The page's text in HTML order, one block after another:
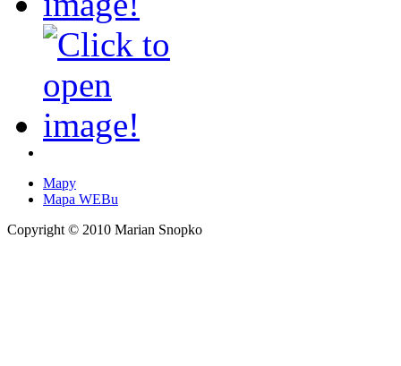
Mapy
Mapa WEBu
Copyright © 2010 Marian Snopko